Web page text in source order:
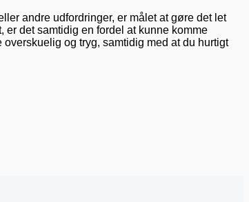
andre udfordringer, er målet at gøre det let
det samtidig en fordel at kunne komme
og tryg, samtidig med at du hurtigt